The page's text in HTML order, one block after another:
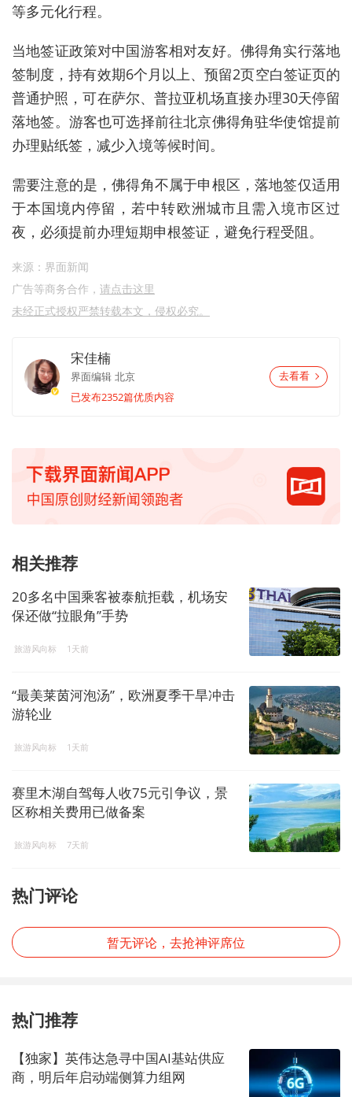
等多元化行程。
当地签证政策对中国游客相对友好。佛得角实行落地
签制度，持有效期6个月以上、预留2页空白签证页的
普通护照，可在萨尔、普拉亚机场直接办理30天停留
落地签。游客也可选择前往北京佛得角驻华使馆提前
办理贴纸签，减少入境等候时间。
需要注意的是，佛得角不属于申根区，落地签仅适用
于本国境内停留，若中转欧洲城市且需入境市区过
夜，必须提前办理短期申根签证，避免行程受阻。
来源：界面新闻
广告等商务合作， 请点击这里
未经正式授权严禁转载本文，侵权必究。
宋佳楠
界面编辑 北京
已发布2352篇优质内容
去看看
相关推荐
20多名中国乘客被泰航拒载，机场安
保还做“拉眼角”手势
旅游风向标 1天前
“最美莱茵河泡汤”，欧洲夏季干旱冲击
游轮业
旅游风向标 1天前
赛里木湖自驾每人收75元引争议，景
区称相关费用已做备案
旅游风向标 7天前
热门评论
暂无评论，去抢神评席位
热门推荐
【独家】英伟达急寻中国AI基站供应
商，明后年启动端侧算力组网